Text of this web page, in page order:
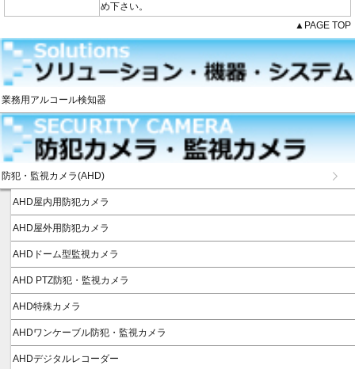
め下さい。
▲PAGE TOP
業務用アルコール検知器
防犯・監視カメラ(AHD)
AHD屋内用防犯カメラ
AHD屋外用防犯カメラ
AHDドーム型監視カメラ
AHD PTZ防犯・監視カメラ
AHD特殊カメラ
AHDワンケーブル防犯・監視カメラ
AHDデジタルレコーダー